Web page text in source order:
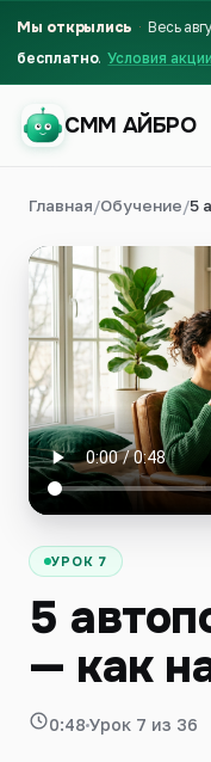
Мы открылись Весь
бесплатно Условия акции
СММ АЙБРО
СММ АЙБРО
Главная/Обучение/5
УРОК 7
5
— как
0:48 Урок 7 из 36